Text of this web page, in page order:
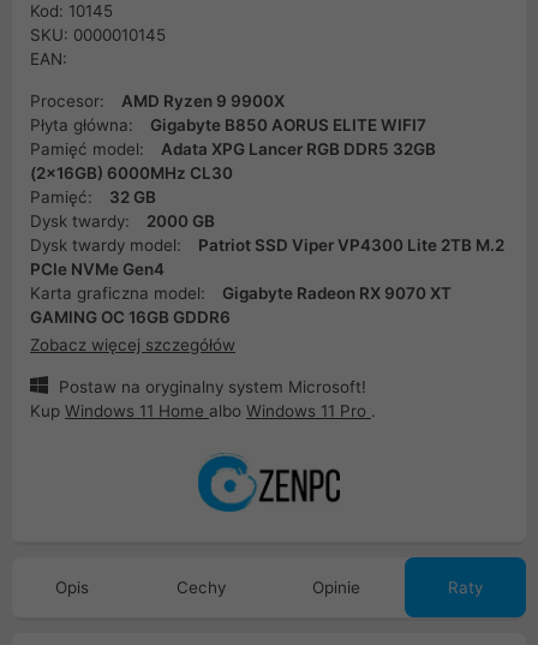
Kod: 10145
SKU: 0000010145
EAN:
Procesor:
AMD Ryzen 9 9900X
Płyta główna:
Gigabyte B850 AORUS ELITE WIFI7
Pamięć model:
Adata XPG Lancer RGB DDR5 32GB
(2x16GB) 6000MHz CL30
Pamięć:
32 GB
Dysk twardy:
2000 GB
Dysk twardy model:
Patriot SSD Viper VP4300 Lite 2TB M.2
PCIe NVMe Gen4
Karta graficzna model:
Gigabyte Radeon RX 9070 XT
GAMING OC 16GB GDDR6
Zobacz więcej szczegółów
Postaw na oryginalny system Microsoft!
Kup Windows 11 Home albo Windows 11 Pro .
Opis Cechy Opinie Raty